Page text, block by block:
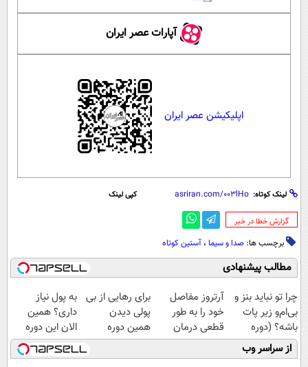
آپارات عصر ایران
اپلیکیشن عصر ایران
لینک کوتاه: کپی لینک
‌گزارش خطا در خبر
برچسب ها: صدا و سیما ، آستین کوتاه
مطالب پیشنهادی
چرا تو نباید بنز و
بی‌ام‌و زیر پات
باشه؟ (دوره
رایگان درآمد
میلیاردی)
آرتروز مفاصل
خود را به طور
قطعی درمان
کنید!
◗پرسش‌نامه◖
برای رهایی از بی
پولی دیدن
همین دوره
رایگان کافیه!
(شمارتو وارد کن)
به پول نیاز
داری؟ همین
الان این دوره
رایگان رو شرکت
کن تا دیر نشده!
از سراسر وب